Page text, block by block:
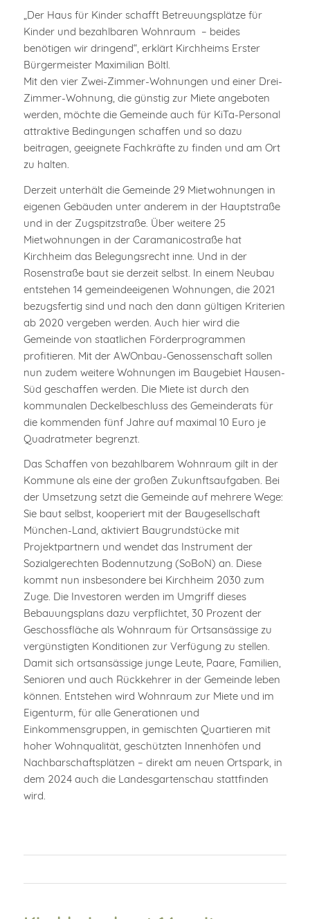
„Der Haus für Kinder schafft Betreuungsplätze für
Kinder und bezahlbaren Wohnraum – beides
benötigen wir dringend“, erklärt Kirchheims Erster
Bürgermeister Maximilian Böltl.
Mit den vier Zwei-Zimmer-Wohnungen und einer Drei-
Zimmer-Wohnung, die günstig zur Miete angeboten
werden, möchte die Gemeinde auch für KiTa-Personal
attraktive Bedingungen schaffen und so dazu
beitragen, geeignete Fachkräfte zu finden und am Ort
zu halten.
Derzeit unterhält die Gemeinde 29 Mietwohnungen in
eigenen Gebäuden unter anderem in der Hauptstraße
und in der Zugspitzstraße. Über weitere 25
Mietwohnungen in der Caramanicostraße hat
Kirchheim das Belegungsrecht inne. Und in der
Rosenstraße baut sie derzeit selbst. In einem Neubau
entstehen 14 gemeindeeigenen Wohnungen, die 2021
bezugsfertig sind und nach den dann gültigen Kriterien
ab 2020 vergeben werden. Auch hier wird die
Gemeinde von staatlichen Förderprogrammen
profitieren. Mit der AWOnbau-Genossenschaft sollen
nun zudem weitere Wohnungen im Baugebiet Hausen-
Süd geschaffen werden. Die Miete ist durch den
kommunalen Deckelbeschluss des Gemeinderats für
die kommenden fünf Jahre auf maximal 10 Euro je
Quadratmeter begrenzt.
Das Schaffen von bezahlbarem Wohnraum gilt in der
Kommune als eine der großen Zukunftsaufgaben. Bei
der Umsetzung setzt die Gemeinde auf mehrere Wege:
Sie baut selbst, kooperiert mit der Baugesellschaft
München-Land, aktiviert Baugrundstücke mit
Projektpartnern und wendet das Instrument der
Sozialgerechten Bodennutzung (SoBoN) an. Diese
kommt nun insbesondere bei Kirchheim 2030 zum
Zuge. Die Investoren werden im Umgriff dieses
Bebauungsplans dazu verpflichtet, 30 Prozent der
Geschossfläche als Wohnraum für Ortsansässige zu
vergünstigten Konditionen zur Verfügung zu stellen.
Damit sich ortsansässige junge Leute, Paare, Familien,
Senioren und auch Rückkehrer in der Gemeinde leben
können. Entstehen wird Wohnraum zur Miete und im
Eigenturm, für alle Generationen und
Einkommensgruppen, in gemischten Quartieren mit
hoher Wohnqualität, geschützten Innenhöfen und
Nachbarschaftsplätzen – direkt am neuen Ortspark, in
dem 2024 auch die Landesgartenschau stattfinden
wird.